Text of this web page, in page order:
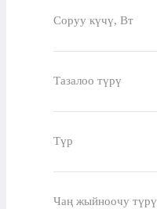
Соруу күчү, Вт
Тазалоо түрү
Түр
Чаң жыйноочу түрү